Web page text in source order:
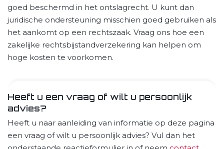
goed beschermd in het ontslagrecht. U kunt dan
juridische ondersteuning misschien goed gebruiken als
het aankomt op een rechtszaak. Vraag ons hoe een
zakelijke rechtsbijstandverzekering kan helpen om
hoge kosten te voorkomen.
Heeft u een vraag of wilt u persoonlijk
advies?
Heeft u naar aanleiding van informatie op deze pagina
een vraag of wilt u persoonlijk advies? Vul dan het